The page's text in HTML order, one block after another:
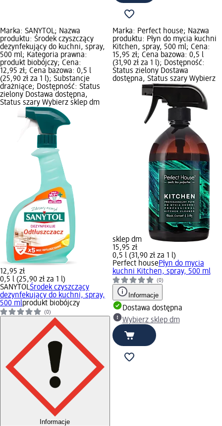
Marka: SANYTOL; Nazwa
produktu: Środek czyszczący
dezynfekujący do kuchni, spray,
500 ml; Kategoria prawna:
produkt biobójczy; Cena:
12,95 zł; Cena bazowa: 0,5 l
(25,90 zł za 1 l); Substancje
drażniące; Dostępność: Status
zielony Dostawa dostępna,
Status szary Wybierz sklep dm
12,95 zł
0,5 l (25,90 zł za 1 l)
SANYTOLŚrodek czyszczący
dezynfekujący do kuchni, spray,
500 mlprodukt biobójczy
(0)
Informacje
Marka: Perfect house; Nazwa
produktu: Płyn do mycia kuchni
Kitchen, spray, 500 ml; Cena:
15,95 zł; Cena bazowa: 0,5 l
(31,90 zł za 1 l); Dostępność:
Status zielony Dostawa
dostępna, Status szary Wybierz
sklep dm
15,95 zł
0,5 l (31,90 zł za 1 l)
Perfect housePłyn do mycia
kuchni Kitchen, spray, 500 ml
(0)
Informacje
Dostawa dostępna
Wybierz sklep dm